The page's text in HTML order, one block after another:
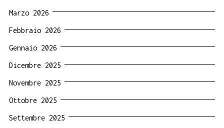
Marzo 2026
Febbraio 2026
Gennaio 2026
Dicembre 2025
Novembre 2025
Ottobre 2025
Settembre 2025